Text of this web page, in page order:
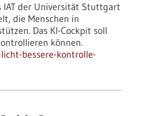
IAT der Universität Stuttgart
die Menschen in
Das KI-Cockpit soll
können.
bessere-kontrolle-